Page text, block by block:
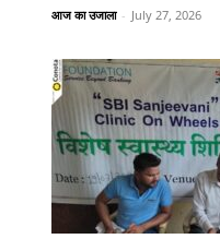
आज का उजाला - July 27, 2026